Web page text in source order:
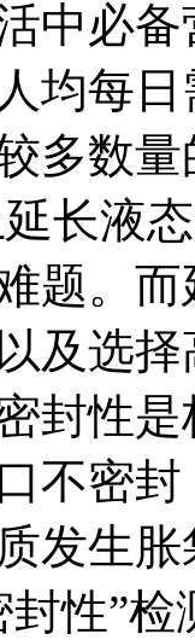
中必
均每
多数
长液
题。
及选
封性
不密
发生
性”